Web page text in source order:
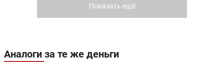
1 209 820 ₽
Показать ещё
Аналоги за те же деньги